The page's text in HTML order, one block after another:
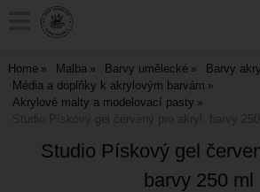
Home Malba Barvy umělecké
Barvy
Média a doplňky k akrylovým barvám
Akrylové malty a modelovací pasty
Studio Pískový gel červený pro akryl. barvy 250
Studio Pískový gel
barvy 250 ml